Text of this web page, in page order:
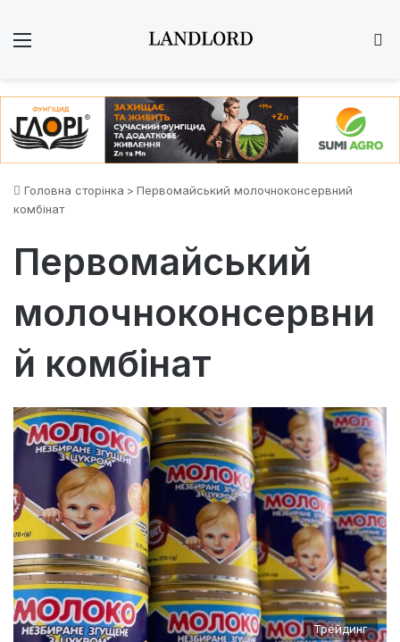
Головна сторінка > Первомайський молочноконсервний
комбінат
Первомайський
молочноконсервни
й комбінат
Трейдинг